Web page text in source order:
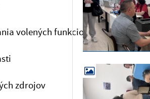
volených funkcionárov
zdrojov